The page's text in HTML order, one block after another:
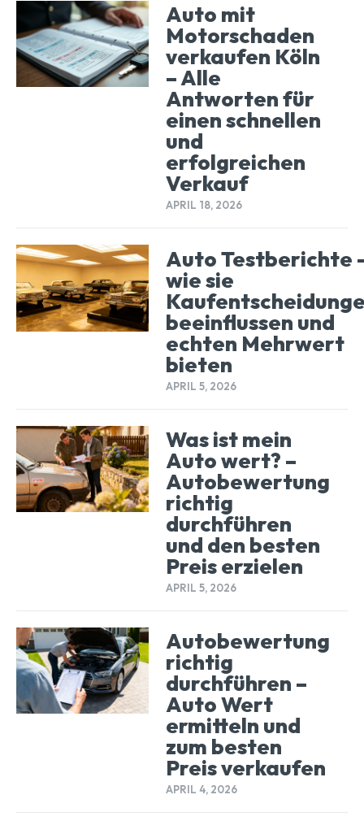
Auto mit
Motorschaden
verkaufen Köln
– Alle
Antworten für
einen schnellen
und
erfolgreichen
Verkauf
APRIL 18, 2026
Auto Testberichte
wie sie
beeinflussen und
echten Mehrwert
bieten
APRIL 5, 2026
Was ist mein
Auto wert? –
Autobewertung
richtig
durchführen
und den besten
Preis erzielen
APRIL 5, 2026
Autobewertung
richtig
durchführen –
Auto Wert
ermitteln und
zum besten
Preis verkaufen
APRIL 4, 2026